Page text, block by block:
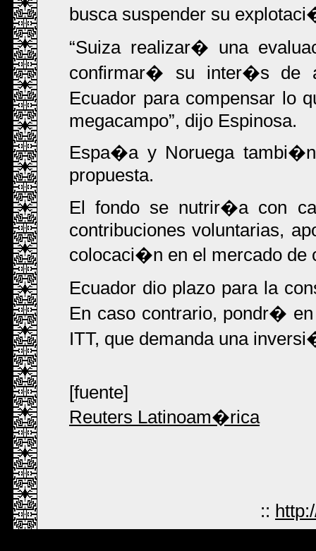
busca suspender su
Suiza realizar� una
confirmar� su inter�s de
Ecuador para compensar lo
megacampo , dijo Espinosa.
Espa�a y Noruega
propuesta.
El fondo se nutrir�a con
contribuciones voluntarias,
colocaci�n en el mercado de
Ecuador dio plazo para la
En caso contrario, pondr�
ITT, que demanda una
[fuente]
Reuters Latinoam�rica
::